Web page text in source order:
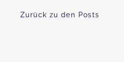
Zurück zu den Posts